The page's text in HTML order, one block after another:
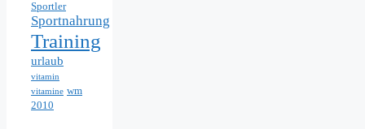
Sportler
Sportnahrung
Training
urlaub
vitamin
vitamine wm
2010